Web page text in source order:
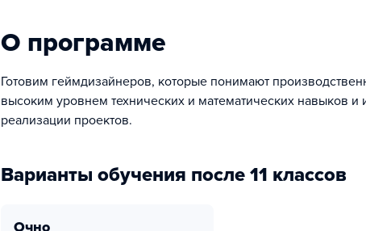
О программе
Готовим геймдизайнеров, которые понимают
высоким уровнем технических и математических навыков и
реализации проектов.
Варианты обучения после 11 классов
очно